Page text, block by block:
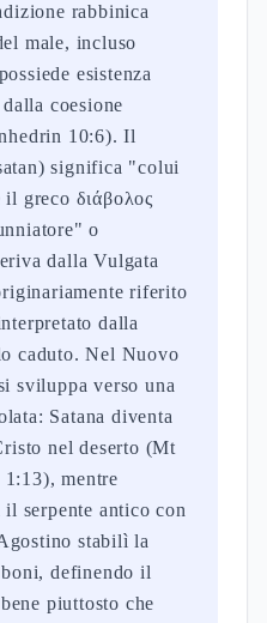
rabbinica
male, incluso
esistenza
coesione
10:6). Il
greco διάβολος
o
dalla Vulgata
riferito
dalla
caduto. Nel Nuovo
sviluppa verso una
Satana diventa
nel deserto (Mt
mentre
serpente antico con
stabilì la
definendo il
piuttosto che